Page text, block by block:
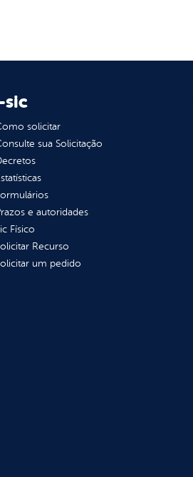
sic
solicitar
sua Solicitação
e autoridades
Físico
Recurso
um pedido